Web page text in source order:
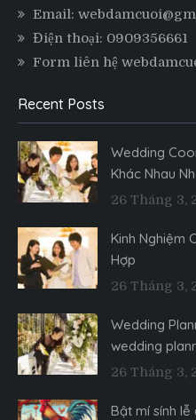
Email:
Điện thoại: 0909356661
Form liên hệ
Recent Posts
Wedding
Khác Nhau
26 Tháng 3,
Kinh Nghiệm
Hợp
26 Tháng 3,
Wedding
wedding
26 Tháng 3,
Bật mí sính